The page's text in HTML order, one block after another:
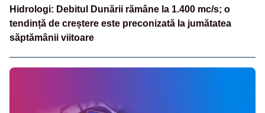
Hidrologi: Debitul Dunării rămâne la 1.400 mc/s; o
tendință de creștere este preconizată la jumătatea
săptămânii viitoare